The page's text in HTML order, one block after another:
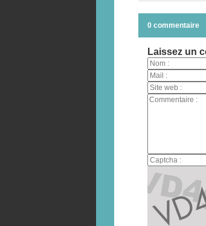
0 commentaire
Laissez un